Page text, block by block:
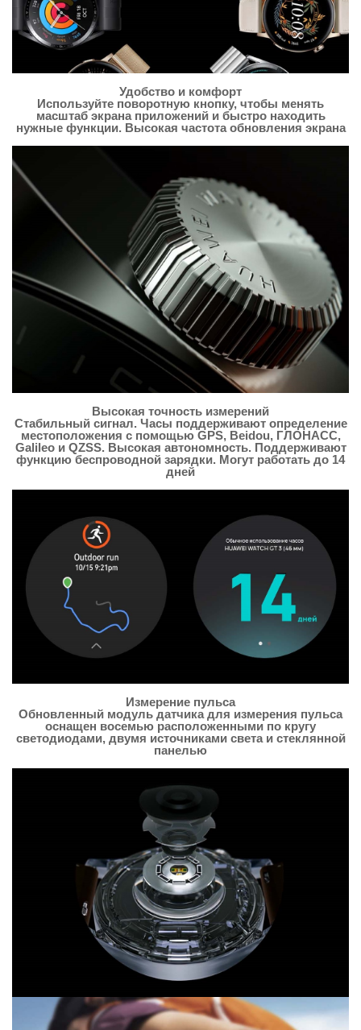
Удобство и комфорт
Используйте поворотную кнопку, чтобы менять
масштаб экрана приложений и быстро находить
нужные функции. Высокая частота обновления экрана
Высокая точность измерений
Стабильный сигнал. Часы поддерживают определение
местоположения с помощью GPS, Beidou, ГЛОНАСС,
Galileo и QZSS. Высокая автономность. Поддерживают
функцию беспроводной зарядки. Могут работать до 14
дней
Измерение пульса
Обновленный модуль датчика для измерения пульса
оснащен восемью расположенными по кругу
светодиодами, двумя источниками света и стеклянной
панелью